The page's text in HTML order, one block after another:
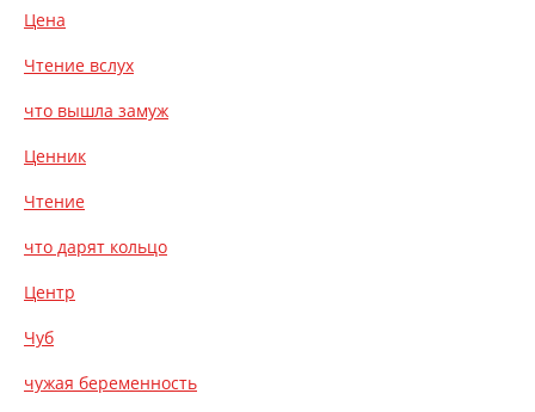
Цена
Чтение вслух
что вышла замуж
Ценник
Чтение
что дарят кольцо
Центр
Чуб
чужая беременность